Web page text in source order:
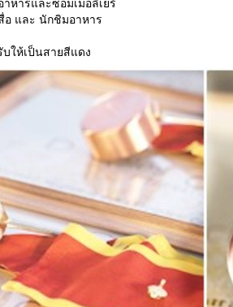
และ นักชิมอาหาร
ให้เป็นสายสีแดง